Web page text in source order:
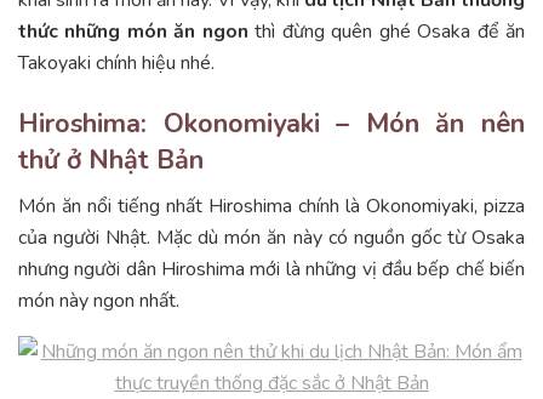
thức những món ăn ngon thì đừng quên ghé Osaka để ăn
Takoyaki chính hiệu nhé.
Hiroshima: Okonomiyaki – Món ăn nên
thử ở Nhật Bản
Món ăn nổi tiếng nhất Hiroshima chính là Okonomiyaki, pizza
của người Nhật. Mặc dù món ăn này có nguồn gốc từ Osaka
nhưng người dân Hiroshima mới là những vị đầu bếp chế biến
món này ngon nhất.